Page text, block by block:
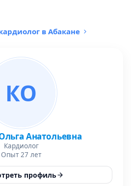
в Абакане
КО
Анатольевна
Кардиолог
Опыт 27 лет
профиль